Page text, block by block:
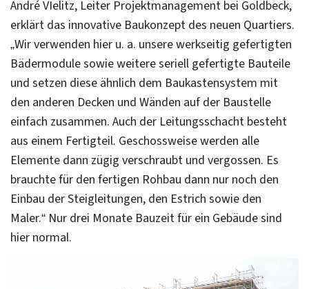
André VIelitz, Leiter Projektmanagement bei Goldbeck,
erklärt das innovative Baukonzept des neuen Quartiers.
„Wir verwenden hier u. a. unsere werkseitig gefertigten
Bädermodule sowie weitere seriell gefertigte Bauteile
und setzen diese ähnlich dem Baukastensystem mit
den anderen Decken und Wänden auf der Baustelle
einfach zusammen. Auch der Leitungsschacht besteht
aus einem Fertigteil. Geschossweise werden alle
Elemente dann zügig verschraubt und vergossen. Es
brauchte für den fertigen Rohbau dann nur noch den
Einbau der Steigleitungen, den Estrich sowie den
Maler.“ Nur drei Monate Bauzeit für ein Gebäude sind
hier normal.